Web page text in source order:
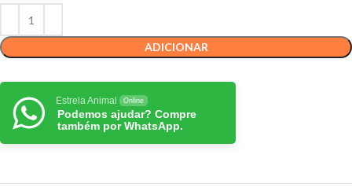
ADICIONAR
Estrela Animal Online
Podemos ajudar? Compre
também por WhatsApp.